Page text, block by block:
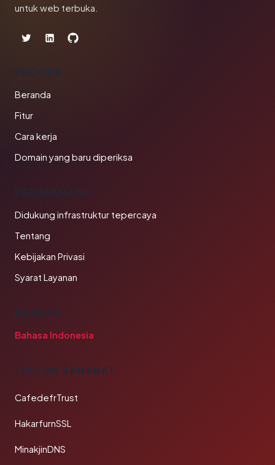
untuk web terbuka.
PRODUK
Beranda
Fitur
Cara kerja
Domain yang baru diperiksa
PERUSAHAAN
Didukung infrastruktur tepercaya
Tentang
Kebijakan Privasi
Syarat Layanan
BAHASA
Bahasa Indonesia
TAUTAN SAHABAT
CafedefrTrust
HakarfurnSSL
MinakjinDNS